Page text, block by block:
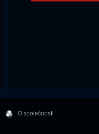
O společnosti